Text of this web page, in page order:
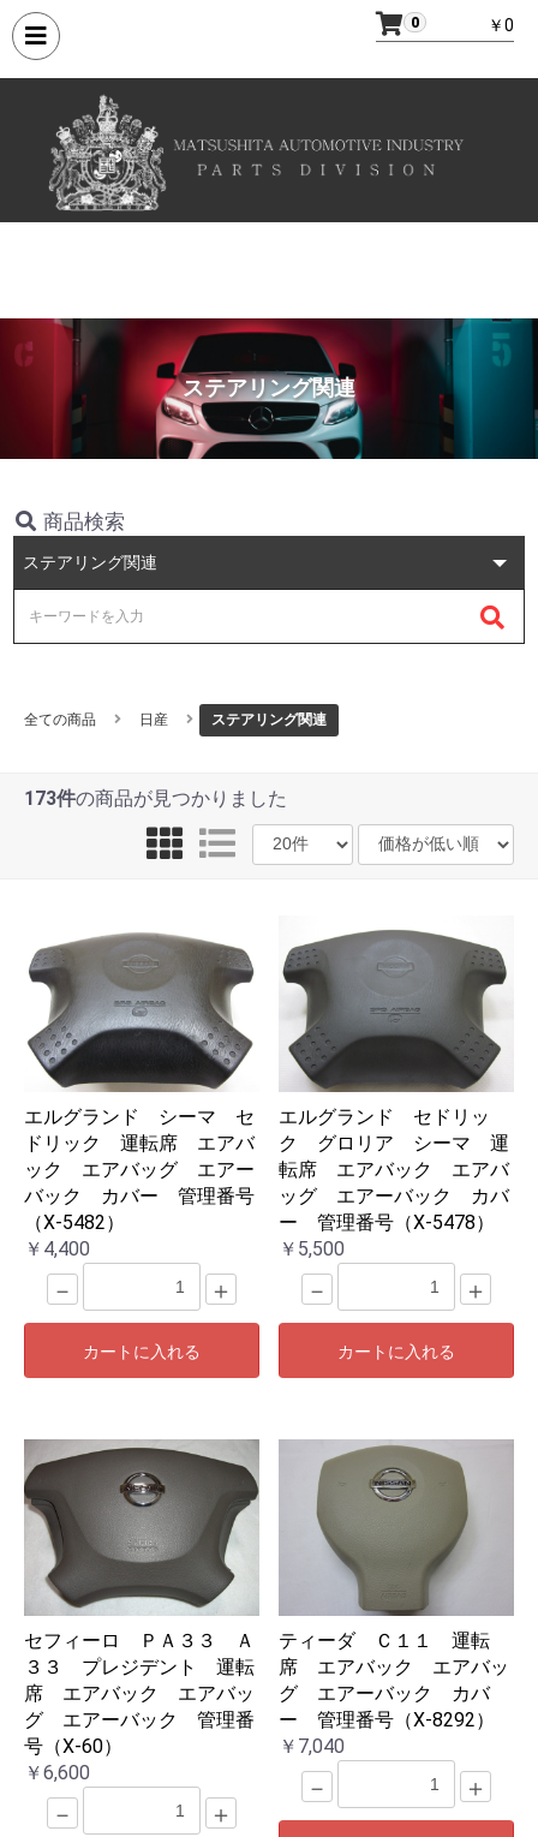
0 ￥0
ステアリング関連
商品検索
全ての商品 日産 ステアリング関連
173件の商品が見つかりました
エルグランド シーマ セ
ドリック 運転席 エアバ
ック エアバッグ エアー
バック カバー 管理番号
（X-5482）
￥4,400
－ ＋
カートに入れる
エルグランド セドリッ
ク グロリア シーマ 運
転席 エアバック エアバ
ッグ エアーバック カバ
ー 管理番号（X-5478）
￥5,500
－ ＋
カートに入れる
セフィーロ ＰＡ３３ Ａ
３３ プレジデント 運転
席 エアバック エアバッ
グ エアーバック 管理番
号（X-60）
￥6,600
－ ＋
ティーダ Ｃ１１ 運転
席 エアバック エアバッ
グ エアーバック カバ
ー 管理番号（X-8292）
￥7,040
－ ＋